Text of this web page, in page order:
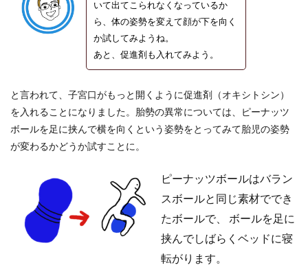
いて出てこられなくなっているか
ら、体の姿勢を変えて顔が下を向く
か試してみようね。
あと、促進剤も入れてみよう。
と言われて、子宮口がもっと開くように促進剤（オキシトシン）
を入れることになりました。胎勢の異常については、ピーナッツ
ボールを足に挟んで横を向くという姿勢をとってみて胎児の姿勢
が変わるかどうか試すことに。
ピーナッツボールはバラン
スボールと同じ素材ででき
たボールで、 ボールを足に
挟んでしばらくベッドに寝
転がります。